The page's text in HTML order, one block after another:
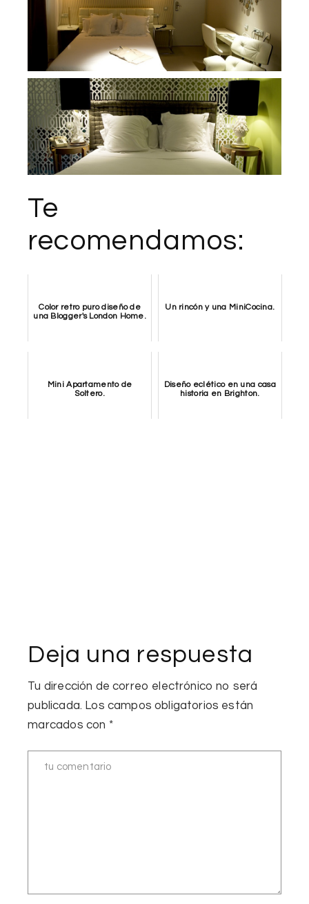
Te
recomendamos:
Color retro puro diseño de
una Blogger's London Home.
Un rincón y una MiniCocina.
Mini Apartamento de
Soltero.
Diseño eclético en una casa
historia en Brighton.
Deja una respuesta
Tu dirección de correo electrónico no será
publicada. Los campos obligatorios están
marcados con *